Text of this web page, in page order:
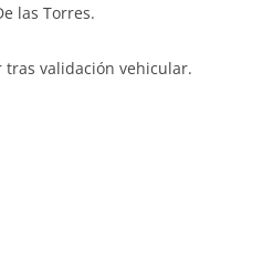
las Torres.
validación vehicular.